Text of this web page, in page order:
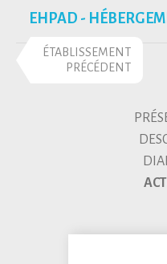
EHPAD -
ÉTABLISSEMENT
PRÉCÉDENT